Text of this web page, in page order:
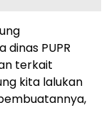
PUPR
terkait
kita lalukan